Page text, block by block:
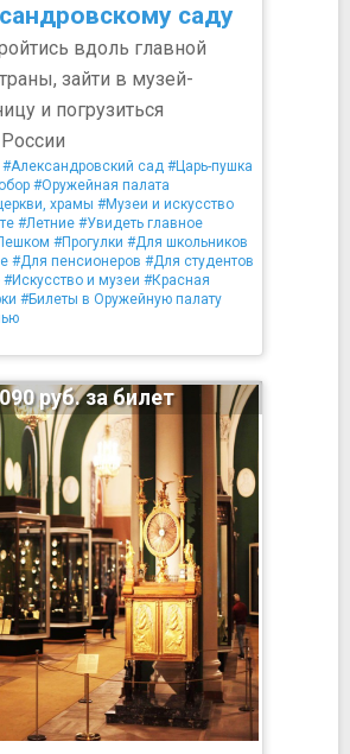
саду
вдоль главной
зайти в музей-
и погрузиться
#Александровский сад #Царь-пушка
#Оружейная палата
храмы #Музеи и искусство
#Летние #Увидеть главное
#Прогулки #Для школьников
#Для пенсионеров #Для студентов
#Искусство и музеи #Красная
#Билеты в Оружейную палату
руб. за билет